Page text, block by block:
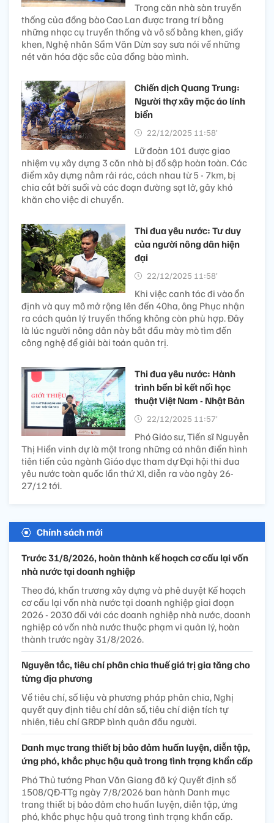
Trong căn nhà sàn truyền
thống của đồng bào Cao Lan được trang trí bằng
những nhạc cụ truyền thống và vô số bằng khen, giấy
khen, Nghệ nhân Sầm Văn Dừn say sưa nói về những
nét văn hóa đặc sắc của đồng bào mình.
Chiến dịch Quang Trung:
Người thợ xây mặc áo lính
biển
22/12/2025 11:58’
Lữ đoàn 101 được giao
nhiệm vụ xây dựng 3 căn nhà bị đổ sập hoàn toàn. Các
điểm xây dựng nằm rải rác, cách nhau từ 5 - 7km, bị
chia cắt bởi suối và các đoạn đường sạt lở, gây khó
khăn cho việc di chuyển.
Thi đua yêu nước: Tư duy
của người nông dân hiện
đại
22/12/2025 11:58’
Khi việc canh tác đi vào ổn
định và quy mô mở rộng lên đến 40ha, ông Phục nhận
ra cách quản lý truyền thống không còn phù hợp. Đây
là lúc người nông dân này bắt đầu mày mò tìm đến
công nghệ để giải bài toán quản trị.
Thi đua yêu nước: Hành
trình bền bỉ kết nối học
thuật Việt Nam - Nhật Bản
22/12/2025 11:57’
Phó Giáo sư, Tiến sĩ Nguyễn
Thị Hiền vinh dự là một trong những cá nhân điển hình
tiên tiến của ngành Giáo dục tham dự Đại hội thi đua
yêu nước toàn quốc lần thứ XI, diễn ra vào ngày 26-
27/12 tới.
Chính sách mới
Trước 31/8/2026, hoàn thành kế hoạch cơ cấu lại vốn
nhà nước tại doanh nghiệp
Theo đó, khẩn trương xây dựng và phê duyệt Kế hoạch
cơ cấu lại vốn nhà nước tại doanh nghiệp giai đoạn
2026 - 2030 đối với các doanh nghiệp nhà nước, doanh
nghiệp có vốn nhà nước thuộc phạm vi quản lý, hoàn
thành trước ngày 31/8/2026.
Nguyên tắc, tiêu chí phân chia thuế giá trị gia tăng cho
từng địa phương
Về tiêu chí, số liệu và phương pháp phân chia, Nghị
quyết quy định tiêu chí dân số, tiêu chí diện tích tự
nhiên, tiêu chí GRDP bình quân đầu người.
Danh mục trang thiết bị bảo đảm huấn luyện, diễn tập,
ứng phó, khắc phục hậu quả trong tình trạng khẩn cấp
Phó Thủ tướng Phan Văn Giang đã ký Quyết định số
1508/QĐ-TTg ngày 7/8/2026 ban hành Danh mục
trang thiết bị bảo đảm cho huấn luyện, diễn tập, ứng
phó, khắc phục hậu quả trong tình trạng khẩn cấp.